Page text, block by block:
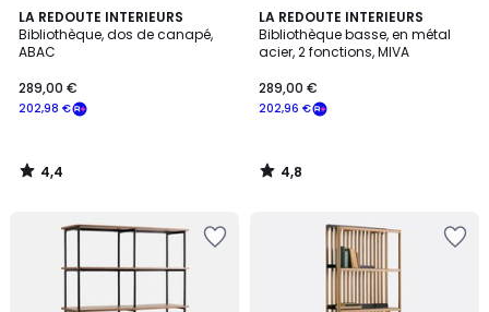
LA REDOUTE INTERIEURS
Bibliothèque, dos de canapé,
ABAC
202,98 €
289,00 €
4,4
/ 5
4,4
/
LA REDOUTE INTERIEURS
Bibliothèque basse, en métal
acier, 2 fonctions, MIVA
202,96 €
289,00 €
4,8
/ 5
4,8
/